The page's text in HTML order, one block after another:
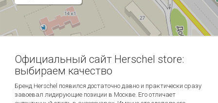
Официальный сайт Herschel store:
выбираем качество
Бренд Herschel появился достаточно давно и практически сразу
завоевал лидирующие позиции в Москве. Его отличает